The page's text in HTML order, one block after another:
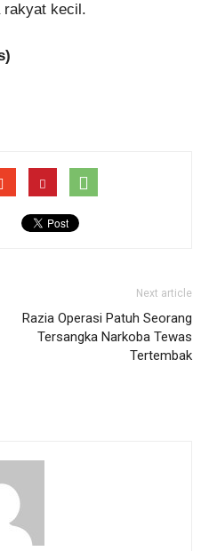
rakyat kecil.
Next article
Razia Operasi Patuh Seorang
Tersangka Narkoba Tewas
Tertembak